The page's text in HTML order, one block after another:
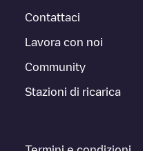
Contattaci
Lavora con noi
Community
Stazioni di ricarica